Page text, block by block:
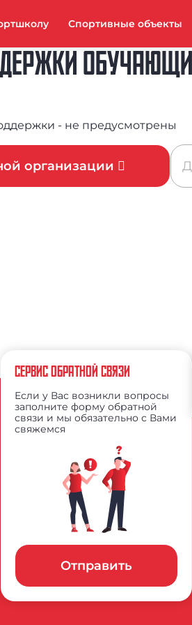
Спортивные объекты
- не предусмотрены
организации
СЕРВИС ОБРАТНОЙ СВЯЗИ
Если у Вас возникли вопросы
заполните форму обратной
связи и мы обязательно с Вами
свяжемся
Отправить